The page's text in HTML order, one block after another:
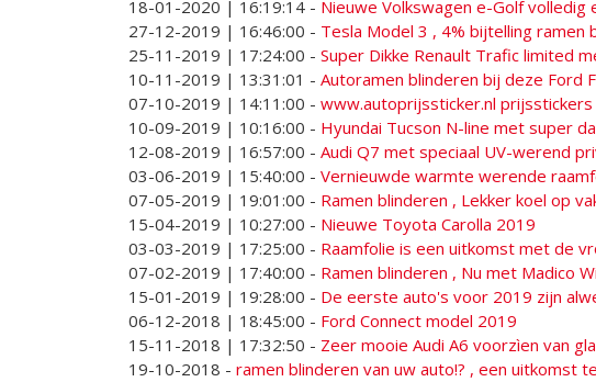
18-01-2020 | 16:19:14 - Nieuwe Volkswagen e-Golf volledig
27-12-2019 | 16:46:00 - Tesla Model 3 , 4% bijtelling ramen
25-11-2019 | 17:24:00 - Super Dikke Renault Trafic limited
10-11-2019 | 13:31:01 - Autoramen blinderen bij deze Ford
07-10-2019 | 14:11:00 - www.autoprijssticker.nl
10-09-2019 | 10:16:00 - Hyundai Tucson N-line met super
12-08-2019 | 16:57:00 - Audi Q7 met speciaal UV-werend
03-06-2019 | 15:40:00 - Vernieuwde warmte werende
07-05-2019 | 19:01:00 - Ramen blinderen , Lekker koel op
15-04-2019 | 10:27:00 - Nieuwe Toyota Carolla 2019
03-03-2019 | 17:25:00 - Raamfolie is een uitkomst met de
07-02-2019 | 17:40:00 - Ramen blinderen , Nu met Madico
15-01-2019 | 19:28:00 - De eerste auto's voor 2019 zijn
06-12-2018 | 18:45:00 - Ford Connect model 2019
15-11-2018 | 17:32:50 - Zeer mooie Audi A6 voorzìen van
19-10-2018 - ramen blinderen van uw auto!? , een uitkomst